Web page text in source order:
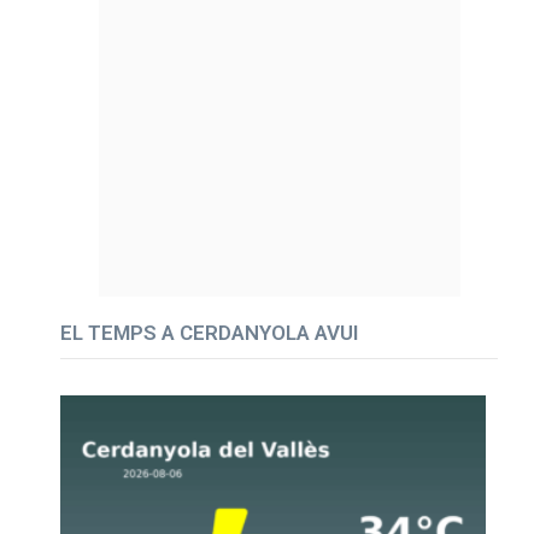
EL TEMPS A CERDANYOLA AVUI